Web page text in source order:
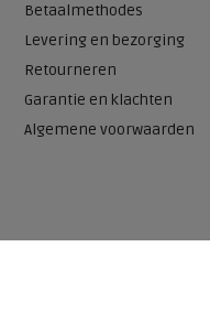
Betaalmethodes
Levering en bezorging
Retourneren
Garantie en klachten
Algemene voorwaarden